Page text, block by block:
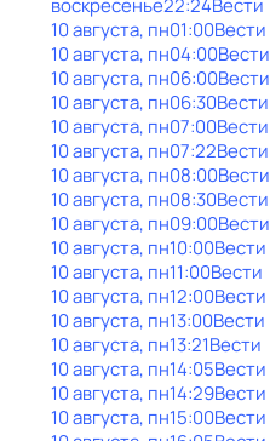
воскресенье22:24Вести
10 августа, пн01:00Вести
10 августа, пн04:00Вести
10 августа, пн06:00Вести
10 августа, пн06:30Вести
10 августа, пн07:00Вести
10 августа, пн07:22Вести
10 августа, пн08:00Вести
10 августа, пн08:30Вести
10 августа, пн09:00Вести
10 августа, пн10:00Вести
10 августа, пн11:00Вести
10 августа, пн12:00Вести
10 августа, пн13:00Вести
10 августа, пн13:21Вести
10 августа, пн14:05Вести
10 августа, пн14:29Вести
10 августа, пн15:00Вести